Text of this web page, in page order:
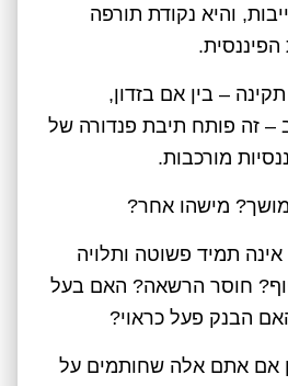
והיא נקודת תורפה
– בין אם בזדון,
– זה פותח תיבת פנדורה של
מורכבות.
מישהו אחר?
תמיד פשוטה ותלויה
חוסר הרשאה? האם בעל
הבנק פעל כראוי?
אם אתם אלה שחותמים על